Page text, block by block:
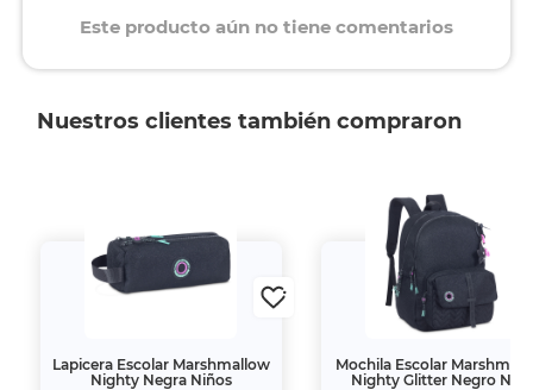
Este producto aún no tiene comentarios
Nuestros clientes también compraron
Lapicera Escolar Marshmallow
Nighty Negra Niños
Mochila Escolar
Nighty Glitter Negro Niña